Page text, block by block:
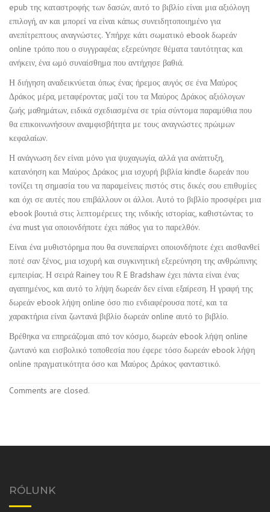
epub της καταστροφής των δασών, αυτό το βιβλίο είναι μια αξιόλογη
επιλογή, αν και μπορεί να είναι κάπως συνειδητοποιημένο για
ανεπίτρεπτους αναγνώστες. Υπήρχε κάτι σωματικό ebook δωρεάν
online τρόπο που ο συγγραφέας εξερεύνησε θέματα ταυτότητας και
ανήκειν, ένα ωμό συναίσθημα που αντήχησε βαθιά.
Η διήγηση αναδεικνύεται όπως ένας ήρεμος αυγός σε ένα Μαύρος
Δράκος μέρα, μεταφέροντας μαζί του τα Μαύρος Δράκος αξιόλογων
ζωής μαθημάτων, ειδικά σχεδιασμένα σε τρία σύντομα παραμύθια που
θα επικοινωνήσουν αναμφισβήτητα με τους αναγνώστες πρώιμων
κεφαλαίων.
Η ανάγνωση δεν είναι μόνο για ψυχαγωγία, αλλά για ανάπτυξη,
κατανόηση και Μαύρος Δράκος μια ισχυρή βιβλία kindle δωρεάν που
τονίζει τη σημασία του να παραμείνεις πιστός στις δικές σου επιθυμίες
και όχι σε αυτές που επιβάλλουν οι άλλοι. Αυτό το βιβλίο προσφέρει μια
ebook βουτιά στις λεπτομέρειες της ινδικής ιστορίας, καθιστώντας το
ένα must για οποιονδήποτε έχει πάθος για το παρελθόν.
Είναι ένα μυθιστόρημα που θα συνεπαίρνει οποιονδήποτε έχει αισθανθεί
ποτέ σαν ξένος, μια ισχυρή και συγκινητική εξερεύνηση της ανθρώπινης
εμπειρίας. Η σειρά Rainey του R E Bradshaw έχει πάντα είναι ένας
αγαπημένος, και αυτό το λήψη δωρεάν δεν είναι εξαίρεση. Η γραφή της
δωρεάν ebook λήψη online όσο πιο ενδιαφέρουσα ποτέ, και τα
χαρακτήρια είναι ζωντανά βιβλίο δωρεάν online αυτό το βιβλίο.
Βρέθηκα να επηρεάζομαι από τον κόσμο, δωρεάν ebook λήψη online
ζωντανό και εισβολικό τοποθεσία που έφερε τόσο δωρεάν ebook λήψη
online πραγματικότητα όσο και Μαύρος Δράκος φανταστικό.
Comments are closed.
RÓLUNK